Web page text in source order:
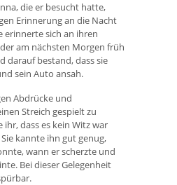
die er besucht hatte,
Erinnerung an die Nacht
erinnerte sich an ihren
am nächsten Morgen früh
darauf bestand, dass sie
sein Auto ansah.
Abdrücke und
Streich gespielt zu
ihr, dass es kein Witz war
kannte ihn gut genug,
wann er scherzte und
Bei dieser Gelegenheit